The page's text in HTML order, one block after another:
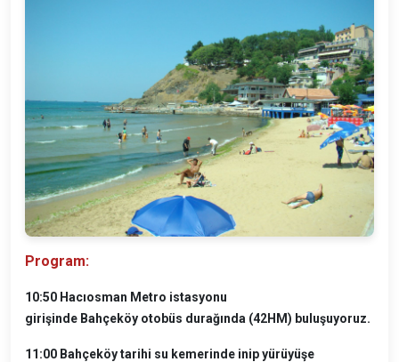
Program:
10:50 Hacıosman Metro istasyonu
girişinde Bahçeköy otobüs durağında (42HM) buluşuyoruz.
11:00 Bahçeköy tarihi su kemerinde inip yürüyüşe